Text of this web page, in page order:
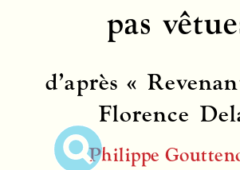
pas
d’après «
Florence
Philippe